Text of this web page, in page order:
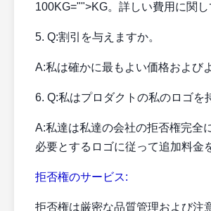
100KG="">KG。詳しい費用に関
5. Q:割引を与えますか。
A:私は確かに最もよい価格および
6. Q:私はプロダクトの私のロゴを
A:私達は私達の会社の拒否権完全
必要とするロゴに従って追加料金
拒否権のサービス:
拒否権は厳密な品質管理および注